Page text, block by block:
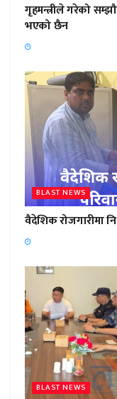
गृहमन्त्रीले गरेको
भएको छैन
BLAST NEWS
वैदेशिक रोजगारीमा
BLAST NEWS